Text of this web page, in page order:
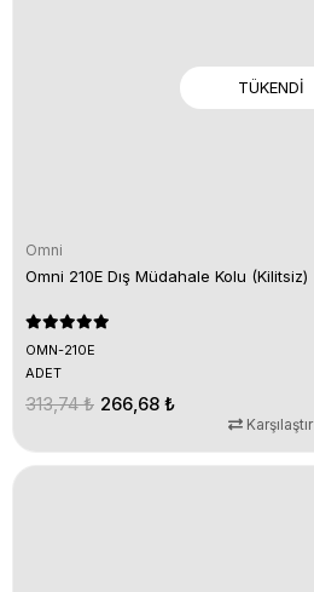
TÜKENDI
Omni
Omni 210E Dış Müdahale Kolu (Kilitsiz)
OMN-210E
ADET
266,68 ₺
313,74 ₺
Karşılaştır